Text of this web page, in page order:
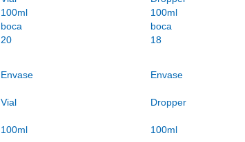
Envase
Vial
100ml
Envase
Dropper
100ml